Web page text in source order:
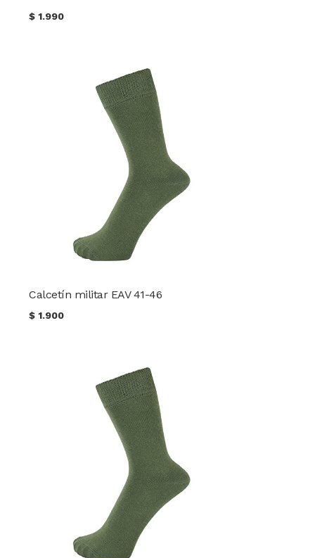
$1.990
Calcetín militar EAV 41-46
$1.900